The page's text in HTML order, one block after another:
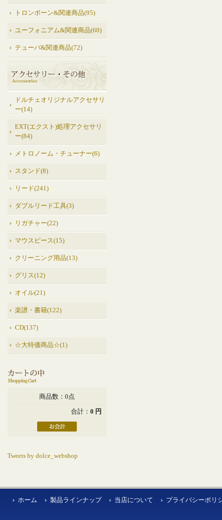
トロンボーン&関連商品(95)
ユーフォニアム&関連商品(60)
テューバ&関連商品(72)
ドルチェオリジナルアクセサリ
ー(14)
EXT(エクスト)処理アクセサリ
ー(84)
メトロノーム・チューナー(6)
スタンド(8)
リード(241)
ダブルリード工具(3)
リガチャー(22)
マウスピース(15)
クリーニング用品(13)
グリス(12)
オイル(21)
楽譜・書籍(122)
CD(137)
☆大特価商品☆(1)
商品数：0点
合計： 0 円
Tweets by dolce_webshop
ホーム 製品ラインナップ 当店について プライバシーポリ